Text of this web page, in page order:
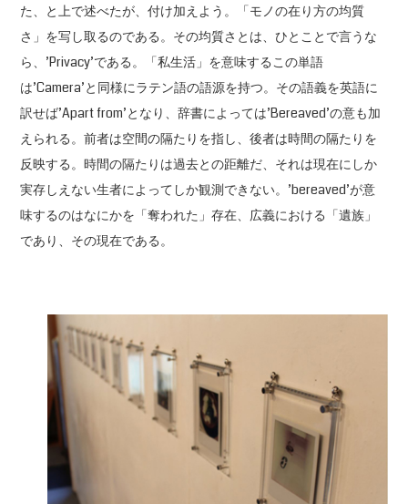
た、と上で述べたが、付け加えよう。「モノの在り方の均質
さ」を写し取るのである。その均質さとは、ひとことで言うな
ら、’Privacy’である。「私生活」を意味するこの単語
は’Camera’と同様にラテン語の語源を持つ。その語義を英語に
訳せば’Apart from’となり、辞書によっては’Bereaved’の意も加
えられる。前者は空間の隔たりを指し、後者は時間の隔たりを
反映する。時間の隔たりは過去との距離だ、それは現在にしか
実存しえない生者によってしか観測できない。’bereaved’が意
味するのはなにかを「奪われた」存在、広義における「遺族」
であり、その現在である。